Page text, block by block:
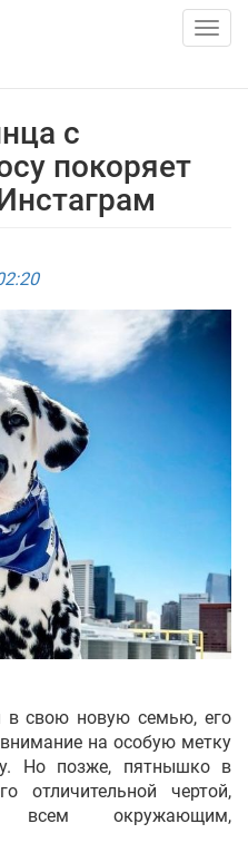
Eng
с
покоряет
свою новую семью, его
на особую метку
Но позже, пятнышко в
отличительной чертой,
всем окружающим,